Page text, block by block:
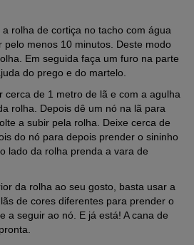
rolha de cortiça no tacho com água
menos 10 minutos. Deste modo
Em seguida faça um furo na parte
do prego e do martelo.
cerca de 1 metro de lã e com a agulha
rolha. Depois dê um nó na lã para
a subir pela rolha. Deixe cerca de
do nó para depois prender o sininho
lado da rolha prenda a vara de
da rolha ao seu gosto, basta usar a
de cores diferentes para prender o
a seguir ao nó. E já está! A cana de